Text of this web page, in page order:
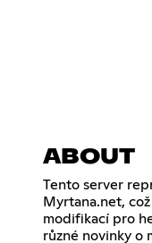
ABOUT
Tento server
Myrtana.net,
modifikací pro
různé novinky o